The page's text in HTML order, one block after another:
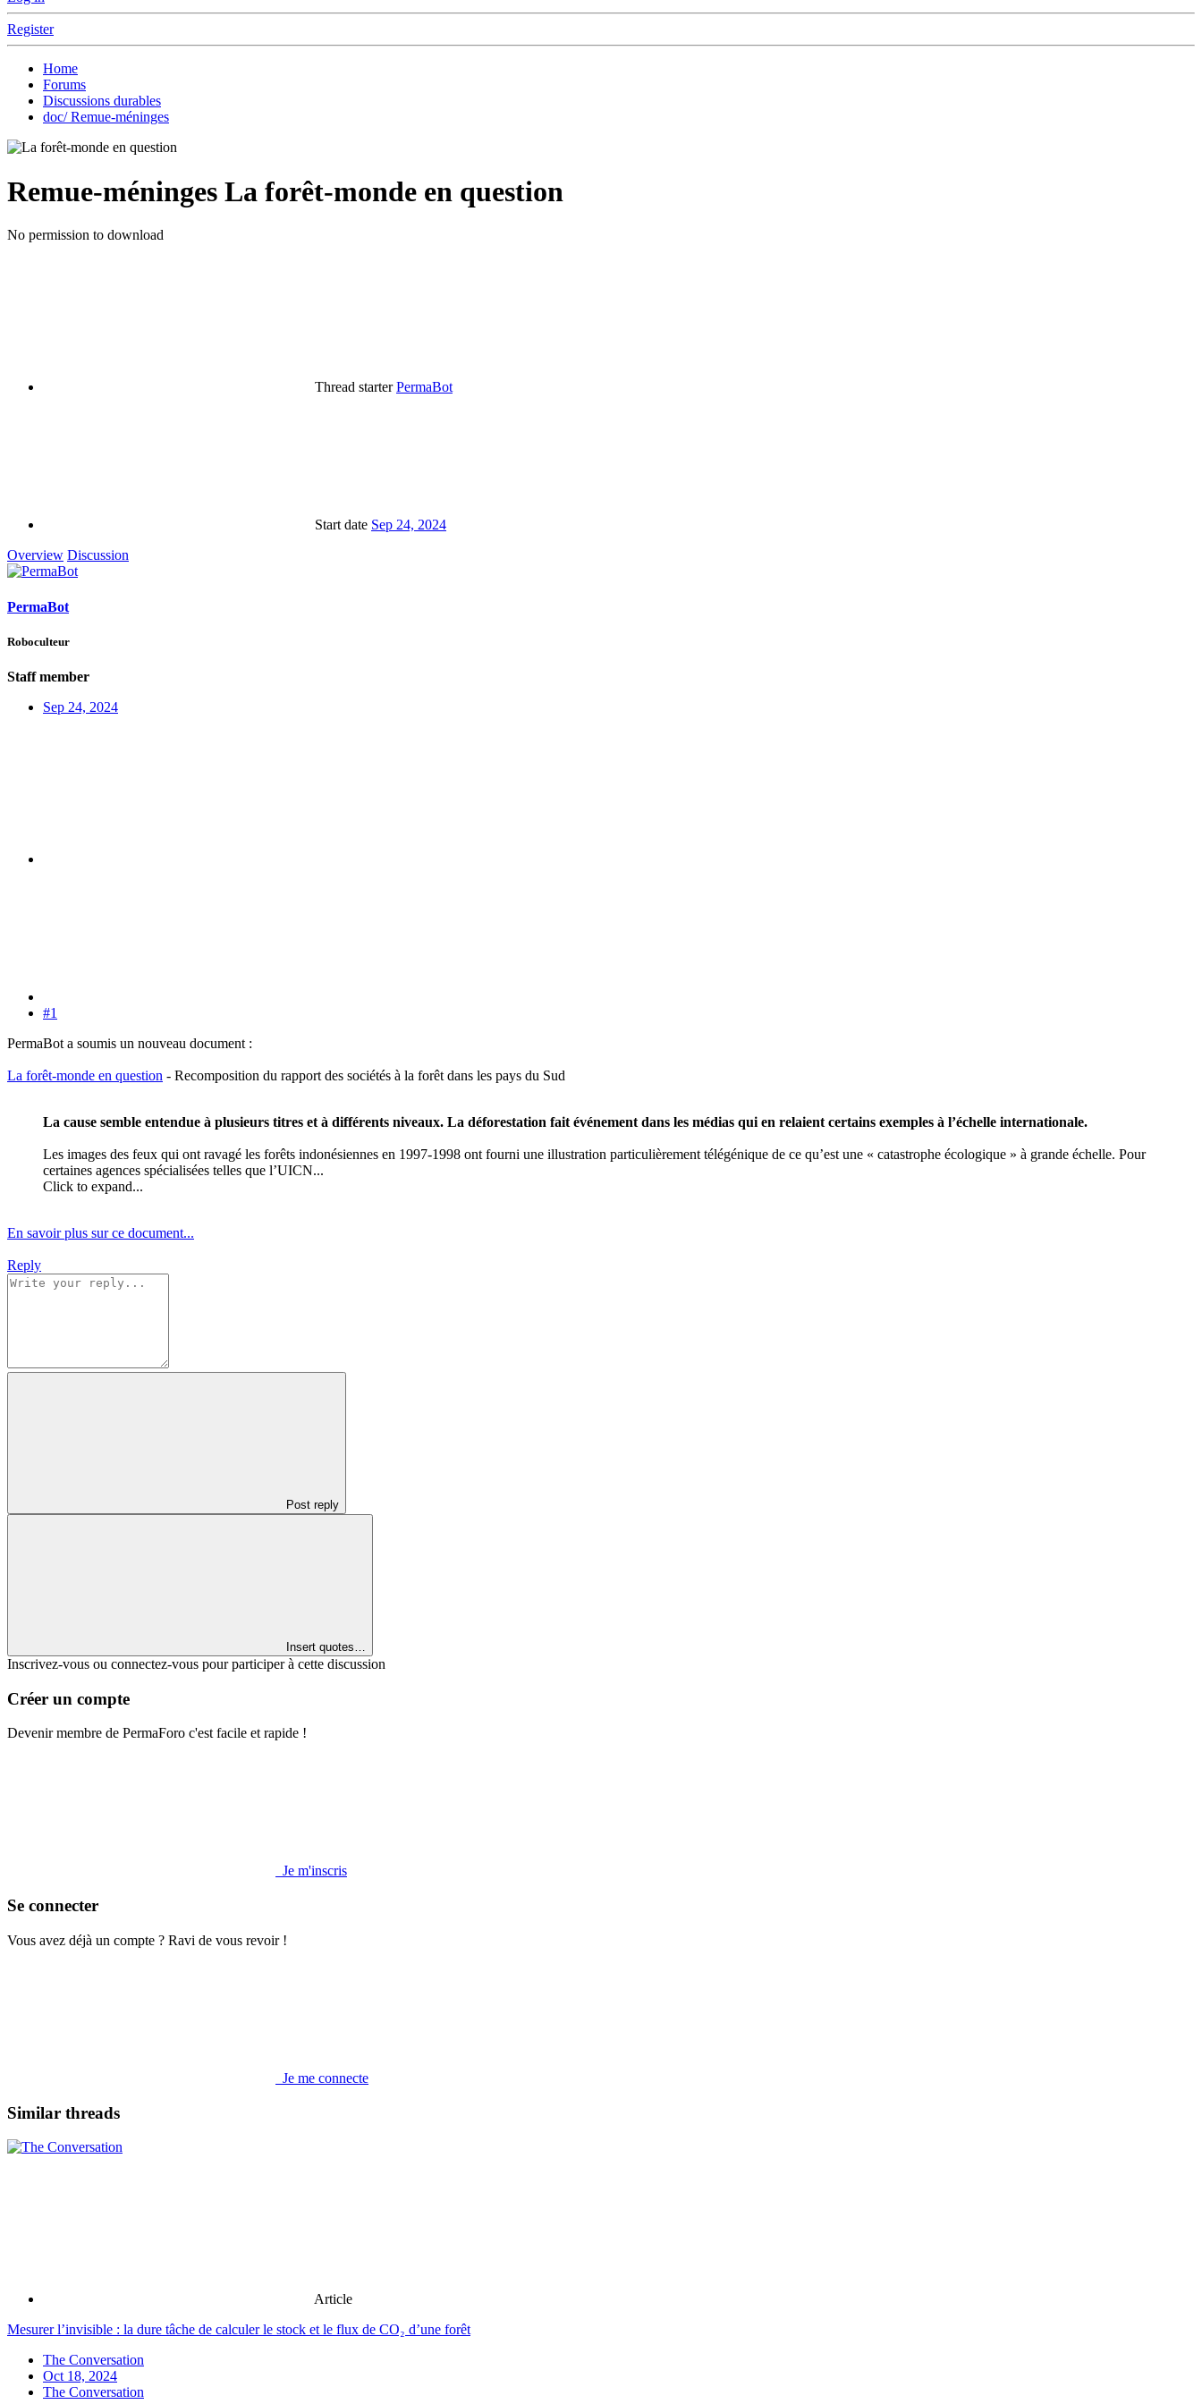
Register
Home
Forums
Discussions durables
doc/ Remue-méninges
Remue-méninges La forêt-monde en question
No permission to download
Thread starter PermaBot
Start date Sep 24, 2024
Overview Discussion
PermaBot
Roboculteur
Staff member
Sep 24, 2024
#1
PermaBot a soumis un nouveau document :
La forêt-monde en question - Recomposition du rapport des sociétés à la forêt dans les pays du Sud
La cause semble entendue à plusieurs titres et à différents niveaux. La déforestation fait événement dans les médias qui en relaient certains exemples à l’échelle internationale.
Les images des feux qui ont ravagé les forêts indonésiennes en 1997-1998 ont fourni une illustration particulièrement télégénique de ce qu’est une « catastrophe écologique » à grande échelle. Pour
certaines agences spécialisées telles que l’UICN...
Click to expand...
En savoir plus sur ce document...
Reply
Post reply
Insert quotes…
Inscrivez-vous ou connectez-vous pour participer à cette discussion
Créer un compte
Devenir membre de PermaForo c'est facile et rapide !
Je m'inscris
Se connecter
Vous avez déjà un compte ? Ravi de vous revoir !
Je me connecte
Similar threads
Article
Mesurer l’invisible : la dure tâche de calculer le stock et le flux de CO₂ d’une forêt
The Conversation
Oct 18, 2024
The Conversation